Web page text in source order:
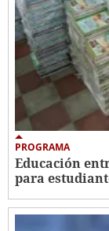
PROGRAMA
Educación
para